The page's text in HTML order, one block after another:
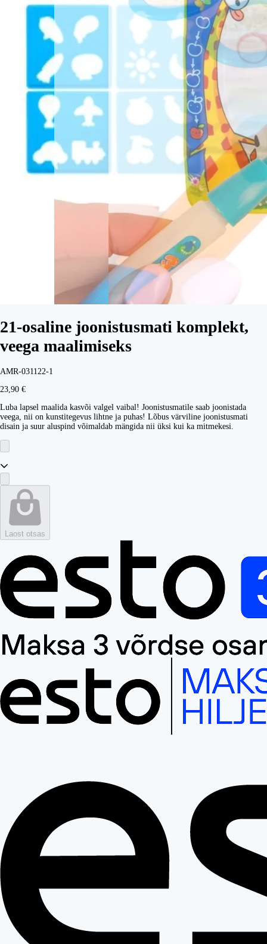
21-osaline joonistusmati komplekt,
veega maalimiseks
AMR-031122-1
23,90 €
Luba lapsel maalida kasvõi valgel vaibal! Joonistusmatile saab joonistada
veega, nii on kunstitegevus lihtne ja puhas! Lõbus värviline joonistusmati
disain ja suur aluspind võimaldab mängida nii üksi kui ka mitmekesi.
Laost otsas